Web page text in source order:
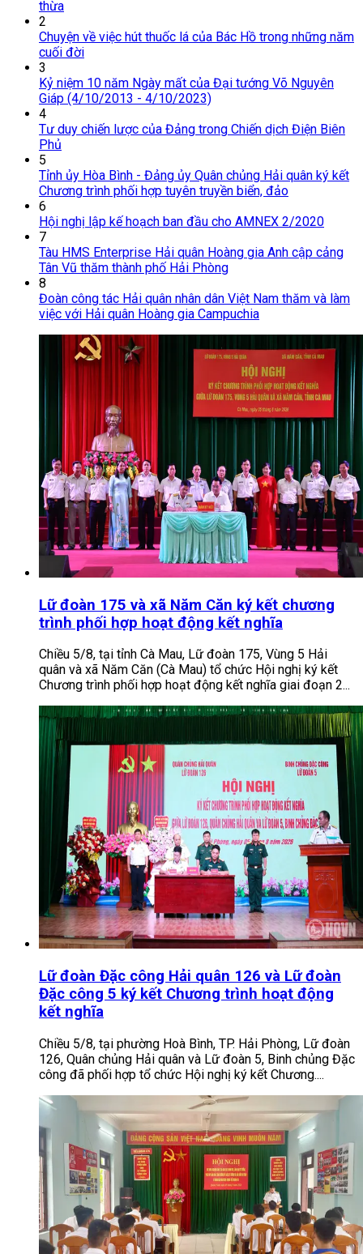
thừa
2
Chuyện về việc hút thuốc lá của Bác Hồ trong những năm
cuối đời
3
Kỷ niệm 10 năm Ngày mất của Đại tướng Võ Nguyên
Giáp (4/10/2013 - 4/10/2023)
4
Tư duy chiến lược của Đảng trong Chiến dịch Điện Biên
Phủ
5
Tỉnh ủy Hòa Bình - Đảng ủy Quân chủng Hải quân ký kết
Chương trình phối hợp tuyên truyền biển, đảo
6
Hội nghị lập kế hoạch ban đầu cho AMNEX 2/2020
7
Tàu HMS Enterprise Hải quân Hoàng gia Anh cập cảng
Tân Vũ thăm thành phố Hải Phòng
8
Đoàn công tác Hải quân nhân dân Việt Nam thăm và làm
việc với Hải quân Hoàng gia Campuchia
Lữ đoàn 175 và xã Năm Căn ký kết chương
trình phối hợp hoạt động kết nghĩa
Chiều 5/8, tại tỉnh Cà Mau, Lữ đoàn 175, Vùng 5 Hải
quân và xã Năm Căn (Cà Mau) tổ chức Hội nghị ký kết
Chương trình phối hợp hoạt động kết nghĩa giai đoạn 2...
Lữ đoàn Đặc công Hải quân 126 và Lữ đoàn
Đặc công 5 ký kết Chương trình hoạt động
kết nghĩa
Chiều 5/8, tại phường Hoà Bình, TP. Hải Phòng, Lữ đoàn
126, Quân chủng Hải quân và Lữ đoàn 5, Binh chủng Đặc
công đã phối hợp tổ chức Hội nghị ký kết Chương....